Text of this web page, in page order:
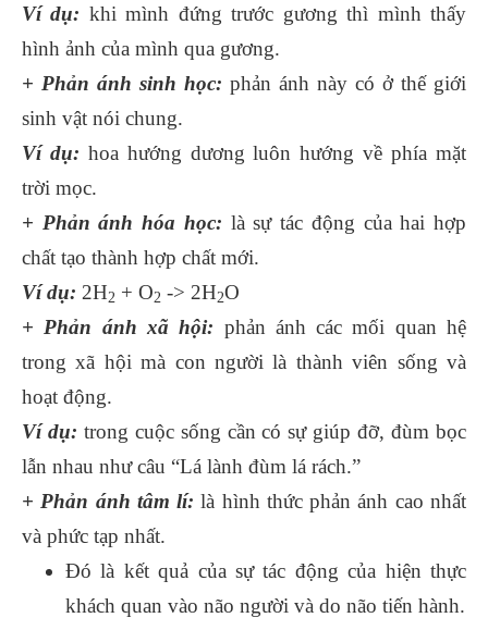
Ví dụ: khi mình đứng trước gương thì mình thấy
hình ảnh của mình qua gương.
+ Phản ánh sinh học: phản ánh này có ở thế giới
sinh vật nói chung.
Ví dụ: hoa hướng dương luôn hướng về phía mặt
trời mọc.
+ Phản ánh hóa học: là sự tác động của hai hợp
chất tạo thành hợp chất mới.
Ví dụ: 2H2 + O2 -> 2H2O
+ Phản ánh xã hội: phản ánh các mối quan hệ
trong xã hội mà con người là thành viên sống và
hoạt động.
Ví dụ: trong cuộc sống cần có sự giúp đỡ, đùm bọc
lẫn nhau như câu “Lá lành đùm lá rách.”
+ Phản ánh tâm lí: là hình thức phản ánh cao nhất
và phức tạp nhất.
Đó là kết quả của sự tác động của hiện thực
khách quan vào não người và do não tiến hành.